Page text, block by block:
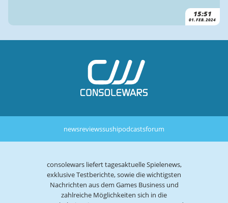
15:51
01. FEB. 2024
newsreviewssushipodcastsforum
consolewars liefert tagesaktuelle Spielenews,
exklusive Testberichte, sowie die wichtigsten
Nachrichten aus dem Games Business und
zahlreiche Möglichkeiten sich in die